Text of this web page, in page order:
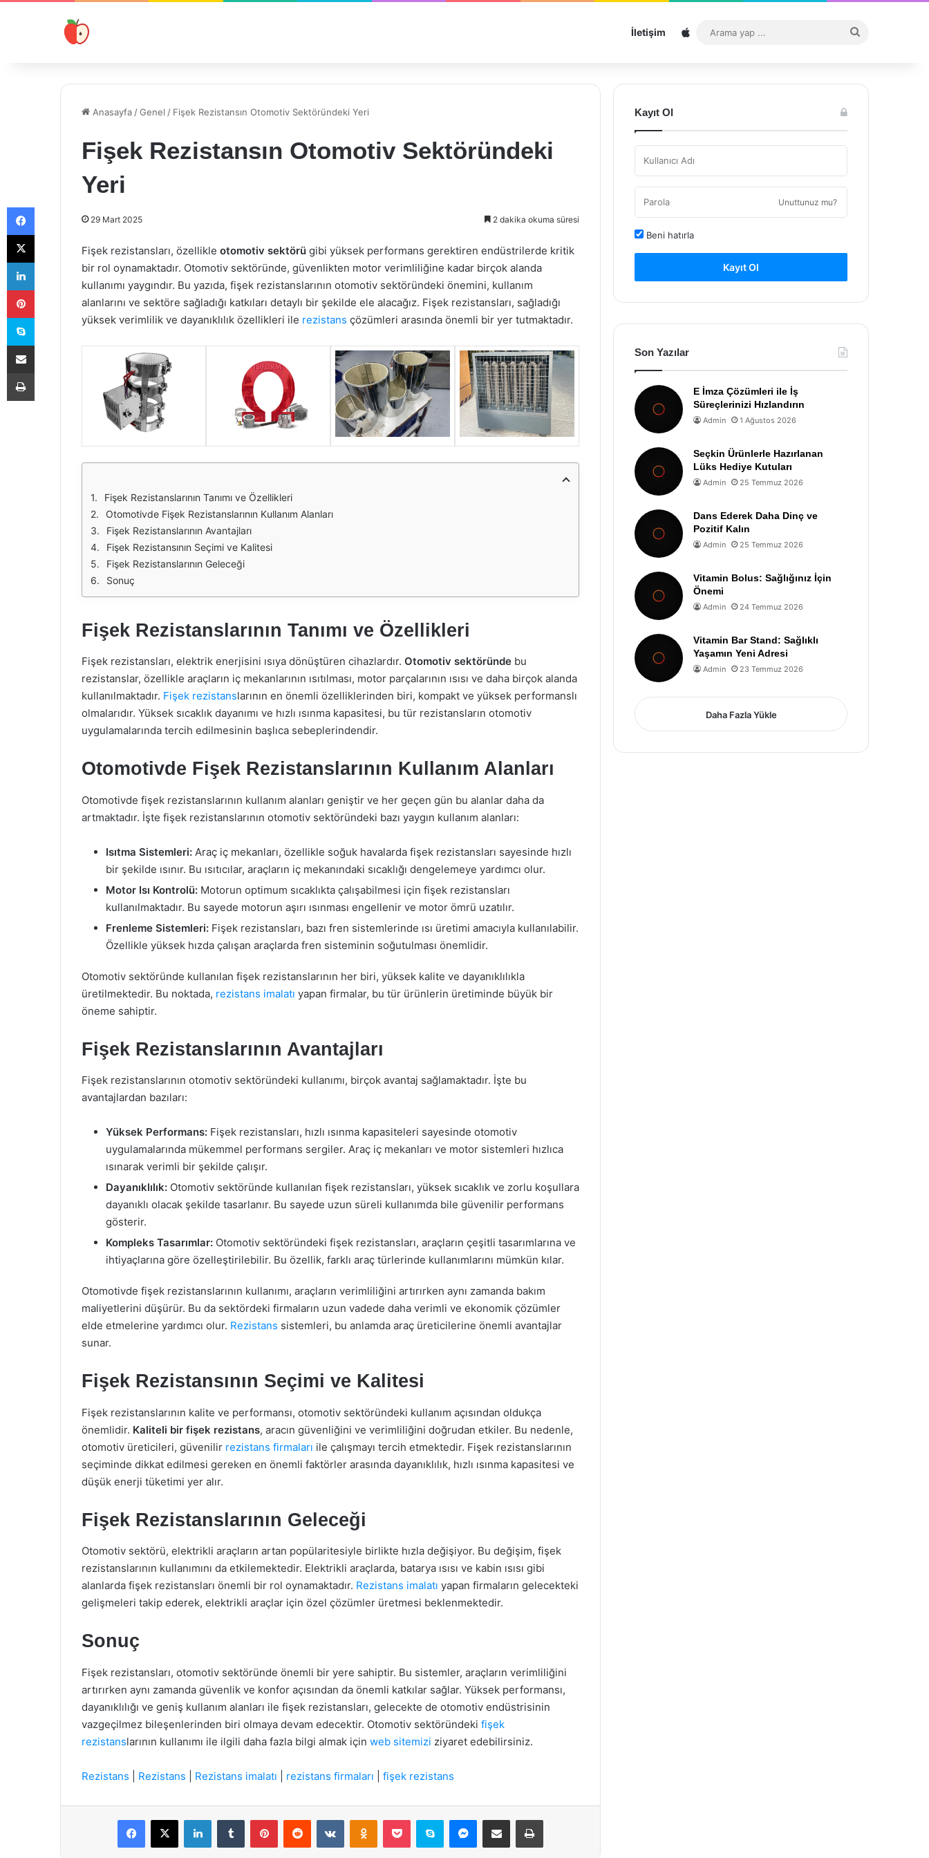
İletişim Sitemap
...
Anasayfa /Genel / Fişek Rezistansın Otomotiv Sektöründeki Yeri
Fişek Rezistansın Otomotiv Sektöründeki
Yeri
29 Mart 2025 2 dakika okuma süresi
Fişek rezistansları, özellikle otomotiv sektörü gibi yüksek performans gerektiren endüstrilerde kritik
bir rol oynamaktadır. Otomotiv sektöründe, güvenlikten motor verimliliğine kadar birçok alanda
kullanımı yaygındır. Bu yazıda, fişek rezistanslarının otomotiv sektöründeki önemini, kullanım
alanlarını ve sektöre sağladığı katkıları detaylı bir şekilde ele alacağız. Fişek rezistansları, sağladığı
yüksek verimlilik ve dayanıklılık özellikleri ile rezistans çözümleri arasında önemli bir yer tutmaktadır.
Fişek Rezistanslarının Tanımı ve Özellikleri
Otomotivde Fişek Rezistanslarının Kullanım Alanları
Fişek Rezistanslarının Avantajları
Fişek Rezistansının Seçimi ve Kalitesi
Fişek Rezistanslarının Geleceği
Sonuç
Fişek Rezistanslarının Tanımı ve Özellikleri
Fişek rezistansları, elektrik enerjisini ısıya dönüştüren cihazlardır. Otomotiv sektöründe bu
rezistanslar, özellikle araçların iç mekanlarının ısıtılması, motor parçalarının ısısı ve daha birçok alanda
kullanılmaktadır. Fişek rezistanslarının en önemli özelliklerinden biri, kompakt ve yüksek performanslı
olmalarıdır. Yüksek sıcaklık dayanımı ve hızlı ısınma kapasitesi, bu tür rezistansların otomotiv
uygulamalarında tercih edilmesinin başlıca sebeplerindendir.
Otomotivde Fişek Rezistanslarının Kullanım Alanları
Otomotivde fişek rezistanslarının kullanım alanları geniştir ve her geçen gün bu alanlar daha da
artmaktadır. İşte fişek rezistanslarının otomotiv sektöründeki bazı yaygın kullanım alanları:
Isıtma Sistemleri: Araç iç mekanları, özellikle soğuk havalarda fişek rezistansları sayesinde hızlı
bir şekilde ısınır. Bu ısıtıcılar, araçların iç mekanındaki sıcaklığı dengelemeye yardımcı olur.
Motor Isı Kontrolü: Motorun optimum sıcaklıkta çalışabilmesi için fişek rezistansları
kullanılmaktadır. Bu sayede motorun aşırı ısınması engellenir ve motor ömrü uzatılır.
Frenleme Sistemleri: Fişek rezistansları, bazı fren sistemlerinde ısı üretimi amacıyla kullanılabilir.
Özellikle yüksek hızda çalışan araçlarda fren sisteminin soğutulması önemlidir.
Otomotiv sektöründe kullanılan fişek rezistanslarının her biri, yüksek kalite ve dayanıklılıkla
üretilmektedir. Bu noktada, rezistans imalatı yapan firmalar, bu tür ürünlerin üretiminde büyük bir
öneme sahiptir.
Fişek Rezistanslarının Avantajları
Fişek rezistanslarının otomotiv sektöründeki kullanımı, birçok avantaj sağlamaktadır. İşte bu
avantajlardan bazıları:
Yüksek Performans: Fişek rezistansları, hızlı ısınma kapasiteleri sayesinde otomotiv
uygulamalarında mükemmel performans sergiler. Araç iç mekanları ve motor sistemleri hızlıca
ısınarak verimli bir şekilde çalışır.
Dayanıklılık: Otomotiv sektöründe kullanılan fişek rezistansları, yüksek sıcaklık ve zorlu koşullara
dayanıklı olacak şekilde tasarlanır. Bu sayede uzun süreli kullanımda bile güvenilir performans
gösterir.
Kompleks Tasarımlar: Otomotiv sektöründeki fişek rezistansları, araçların çeşitli tasarımlarına ve
ihtiyaçlarına göre özelleştirilebilir. Bu özellik, farklı araç türlerinde kullanımlarını mümkün kılar.
Otomotivde fişek rezistanslarının kullanımı, araçların verimliliğini artırırken aynı zamanda bakım
maliyetlerini düşürür. Bu da sektördeki firmaların uzun vadede daha verimli ve ekonomik çözümler
elde etmelerine yardımcı olur. Rezistans sistemleri, bu anlamda araç üreticilerine önemli avantajlar
sunar.
Fişek Rezistansının Seçimi ve Kalitesi
Fişek rezistanslarının kalite ve performansı, otomotiv sektöründeki kullanım açısından oldukça
önemlidir. Kaliteli bir fişek rezistans, aracın güvenliğini ve verimliliğini doğrudan etkiler. Bu nedenle,
otomotiv üreticileri, güvenilir rezistans firmaları ile çalışmayı tercih etmektedir. Fişek rezistanslarının
seçiminde dikkat edilmesi gereken en önemli faktörler arasında dayanıklılık, hızlı ısınma kapasitesi ve
düşük enerji tüketimi yer alır.
Fişek Rezistanslarının Geleceği
Otomotiv sektörü, elektrikli araçların artan popülaritesiyle birlikte hızla değişiyor. Bu değişim, fişek
rezistanslarının kullanımını da etkilemektedir. Elektrikli araçlarda, batarya ısısı ve kabin ısısı gibi
alanlarda fişek rezistansları önemli bir rol oynamaktadır. Rezistans imalatı yapan firmaların gelecekteki
gelişmeleri takip ederek, elektrikli araçlar için özel çözümler üretmesi beklenmektedir.
Sonuç
Fişek rezistansları, otomotiv sektöründe önemli bir yere sahiptir. Bu sistemler, araçların verimliliğini
artırırken aynı zamanda güvenlik ve konfor açısından da önemli katkılar sağlar. Yüksek performansı,
dayanıklılığı ve geniş kullanım alanları ile fişek rezistansları, gelecekte de otomotiv endüstrisinin
vazgeçilmez bileşenlerinden biri olmaya devam edecektir. Otomotiv sektöründeki fişek
rezistanslarının kullanımı ile ilgili daha fazla bilgi almak için web sitemizi ziyaret edebilirsiniz.
Rezistans Rezistans Rezistans imalatı rezistans firmaları fişek rezistans
Facebook
X LinkedInTumblr PinterestReddit VKontakteOdnoklassniki
Pocket Skype Messenger
E-Posta ile paylaş Yazdır
Kayıt Ol
Unuttunuz mu?
Beni hatırla
Kayıt Ol
Son Yazılar
E İmza Çözümleri ile İş
Süreçlerinizi Hızlandırın
Admin 1 Ağustos 2026
Seçkin Ürünlerle Hazırlanan
Lüks Hediye Kutuları
Admin 25 Temmuz 2026
Dans Ederek Daha Dinç ve
Pozitif Kalın
Admin 25 Temmuz 2026
Vitamin Bolus: Sağlığınız İçin
Önemi
Admin 24 Temmuz 2026
Vitamin Bar Stand: Sağlıklı
Yaşamın Yeni Adresi
Admin 23 Temmuz 2026
Daha Fazla Yükle
Facebook
X
LinkedIn
Pinterest
Skype
E-Posta ile paylaş